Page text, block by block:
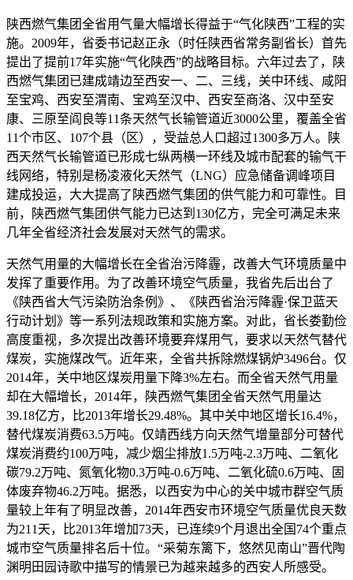
陕西燃气集团全省用气量大幅增长得益于“气化陕西”工程的实
施。2009年，省委书记赵正永（时任陕西省常务副省长）首先
提出了提前17年实施“气化陕西”的战略目标。六年过去了，陕
西燃气集团已建成靖边至西安一、二、三线，关中环线、咸阳
至宝鸡、西安至渭南、宝鸡至汉中、西安至商洛、汉中至安
康、三原至阎良等11条天然气长输管道近3000公里，覆盖全省
11个市区、107个县（区），受益总人口超过1300多万人。陕
西天然气长输管道已形成七纵两横一环线及城市配套的输气干
线网络，特别是杨凌液化天然气（LNG）应急储备调峰项目
建成投运，大大提高了陕西燃气集团的供气能力和可靠性。目
前，陕西燃气集团供气能力已达到130亿方，完全可满足未来
几年全省经济社会发展对天然气的需求。
天然气用量的大幅增长在全省治污降霾，改善大气环境质量中
发挥了重要作用。为了改善环境空气质量，我省先后出台了
《陕西省大气污染防治条例》、《陕西省治污降霾·保卫蓝天
行动计划》等一系列法规政策和实施方案。对此，省长娄勤俭
高度重视，多次提出改善环境要弃煤用气，要求以天然气替代
煤炭，实施煤改气。近年来，全省共拆除燃煤锅炉3496台。仅
2014年，关中地区煤炭用量下降3%左右。而全省天然气用量
却在大幅增长，2014年，陕西燃气集团全省天然气用量达
39.18亿方，比2013年增长29.48%。其中关中地区增长16.4%，
替代煤炭消费63.5万吨。仅靖西线方向天然气增量部分可替代
煤炭消费约100万吨，减少烟尘排放1.5万吨-2.3万吨、二氧化
碳79.2万吨、氮氧化物0.3万吨-0.6万吨、二氧化硫0.6万吨、固
体废弃物46.2万吨。据悉，以西安为中心的关中城市群空气质
量较上年有了明显改善，2014年西安市环境空气质量优良天数
为211天，比2013年增加73天，已连续9个月退出全国74个重点
城市空气质量排名后十位。“采菊东篱下，悠然见南山”晋代陶
渊明田园诗歌中描写的情景已为越来越多的西安人所感受。